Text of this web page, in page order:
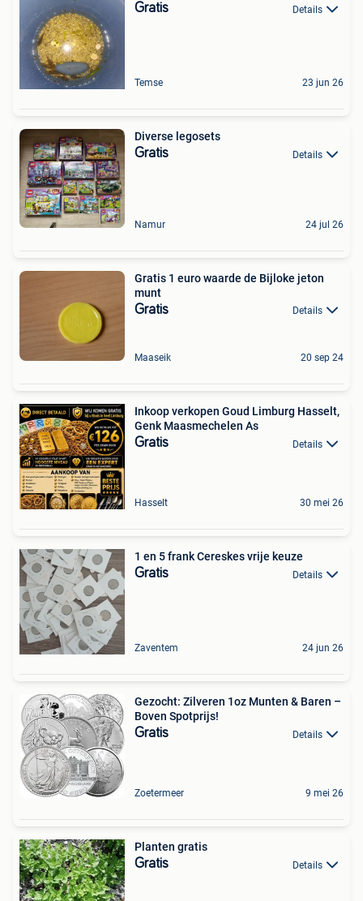
Gratis Details
Temse 23 jun 26
Diverse legosets
Gratis Details
Namur 24 jul 26
Gratis 1 euro waarde de Bijloke jeton
munt
Gratis Details
Maaseik 20 sep 24
Inkoop verkopen Goud Limburg Hasselt,
Genk Maasmechelen As
Gratis Details
Hasselt 30 mei 26
1 en 5 frank Cereskes vrije keuze
Gratis Details
Zaventem 24 jun 26
Gezocht: Zilveren 1oz Munten & Baren –
Boven Spotprijs!
Gratis Details
Zoetermeer 9 mei 26
Planten gratis
Gratis Details